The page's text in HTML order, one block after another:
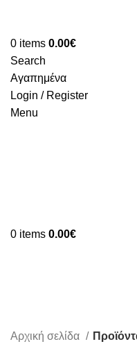
0 items 0.00€
Search
Αγαπημένα
Login / Register
Menu
0 items 0.00€
Αρχική σελίδα